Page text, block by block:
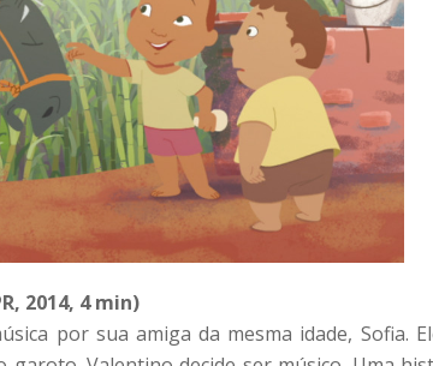
2014, 4 min)
por sua amiga da mesma idade, Sofia.